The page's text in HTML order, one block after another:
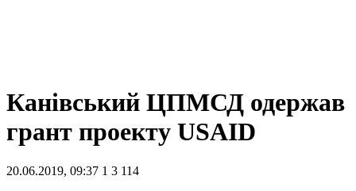
Канівський ЦПМСД одержав
грант проекту USAID
20.06.2019, 09:37 1 3 114